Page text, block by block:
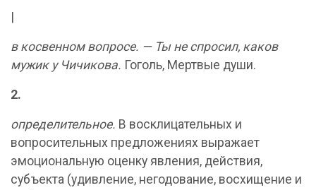
в косвенном вопросе. — Ты не спросил, каков
мужик у Чичикова. Гоголь, Мертвые души.
2.
определительное. В восклицательных и
вопросительных предложениях выражает
эмоциональную оценку явления, действия,
субъекта (удивление, негодование, восхищение и